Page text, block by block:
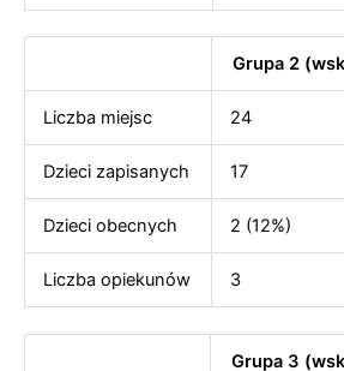
Grupa 2
Liczba miejsc 24
Dzieci zapisanych 17
Dzieci obecnych 2 (12%)
Liczba opiekunów 3
Grupa 3